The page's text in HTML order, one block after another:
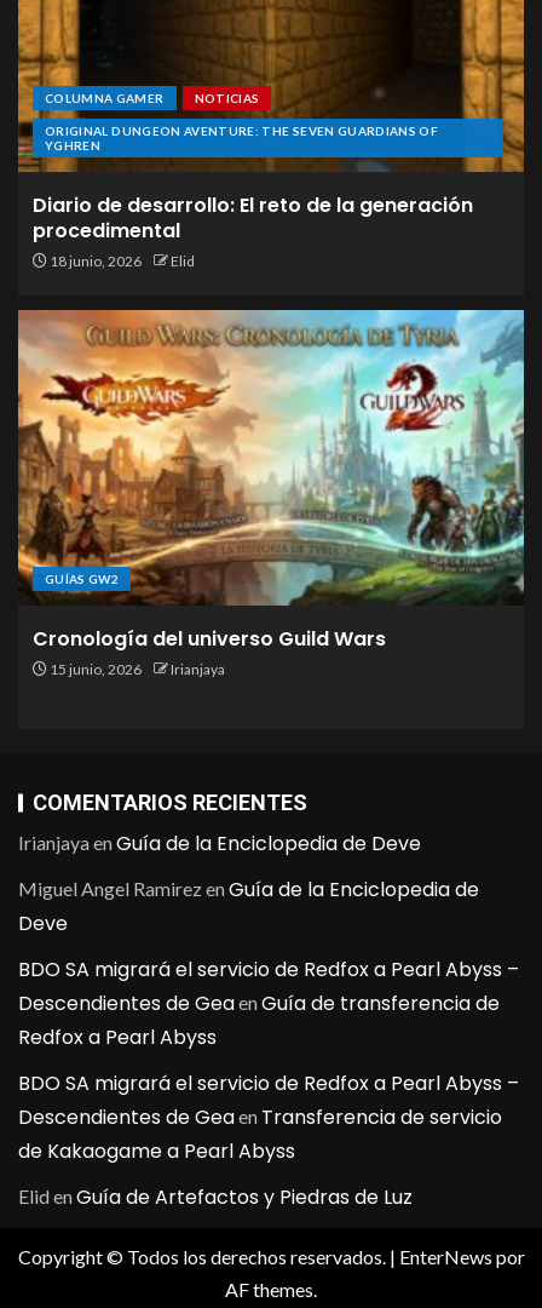
COLUMNA GAMER NOTICIAS
ORIGINAL DUNGEON AVENTURE: THE SEVEN GUARDIANS OF
YGHREN
Diario de desarrollo: El reto de la generación
procedimental
18 junio, 2026 Elid
GUÍAS GW2
Cronología del universo Guild Wars
15 junio, 2026 Irianjaya
COMENTARIOS RECIENTES
IrianjayaenGuía de la Enciclopedia de Deve
Miguel Angel RamirezenGuía de la Enciclopedia de
Deve
BDO SA migrará el servicio de Redfox a Pearl Abyss –
Descendientes de GeaenGuía de transferencia de
Redfox a Pearl Abyss
BDO SA migrará el servicio de Redfox a Pearl Abyss –
Descendientes de Geaen Transferencia de servicio
de Kakaogame a Pearl Abyss
ElidenGuía de Artefactos y Piedras de Luz
Copyright © Todos los derechos reservados. | EnterNews por
AF themes.